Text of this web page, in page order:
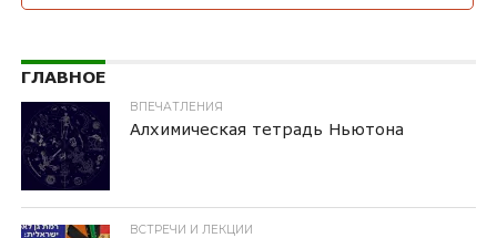
ГЛАВНОЕ
ВПЕЧАТЛЕНИЯ
Алхимическая тетрадь Ньютона
ВСТРЕЧИ И ЛЕКЦИИ